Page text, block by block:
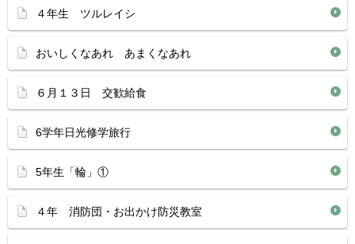
４年生 ツルレイシ
おいしくなあれ あまくなあれ
６月１３日 交歓給食
6学年日光修学旅行
5年生「輪」①
４年 消防団・お出かけ防災教室